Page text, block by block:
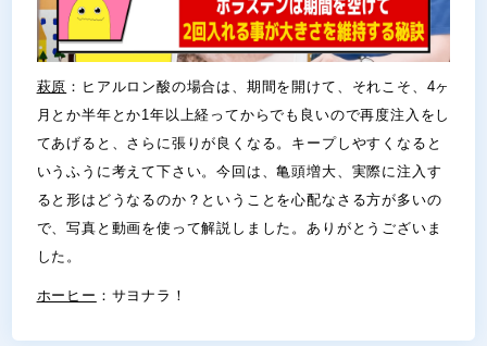
萩原 ：ヒアルロン酸の場合は、期間を開けて、それこそ、4ヶ
月とか半年とか1年以上経ってからでも良いので再度注入をし
てあげると、さらに張りが良くなる。キープしやすくなると
いうふうに考えて下さい。今回は、亀頭増大、実際に注入す
ると形はどうなるのか？ということを心配なさる方が多いの
で、写真と動画を使って解説しました。ありがとうございま
した。
ホーヒー ：サヨナラ！